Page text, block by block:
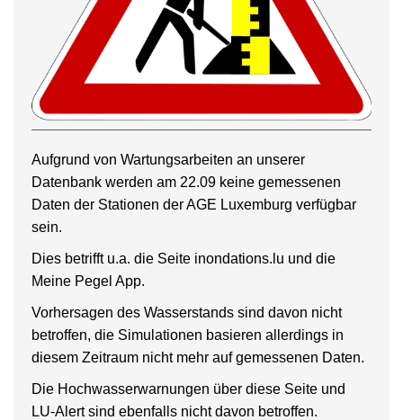
Aufgrund von Wartungsarbeiten an unserer
Datenbank werden am 22.09 keine gemessenen
Daten der Stationen der AGE Luxemburg verfügbar
sein.
Dies betrifft u.a. die Seite inondations.lu und die
Meine Pegel App.
Vorhersagen des Wasserstands sind davon nicht
betroffen, die Simulationen basieren allerdings in
diesem Zeitraum nicht mehr auf gemessenen Daten.
Die Hochwasserwarnungen über diese Seite und
LU-Alert sind ebenfalls nicht davon betroffen.